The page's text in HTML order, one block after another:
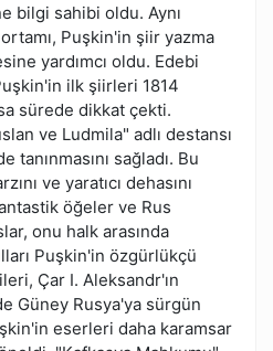
bilgi sahibi oldu. Aynı
Puşkin'in şiir yazma
yardımcı oldu. Edebi
ilk şiirleri 1814
sürede dikkat çekti.
ve Ludmila" adlı destansı
sağladı. Bu
ve yaratıcı dehasını
öğeler ve Rus
onu halk arasında
Puşkin'in özgürlükçü
Çar I. Aleksandr'ın
Güney Rusya'ya sürgün
eserleri daha karamsar